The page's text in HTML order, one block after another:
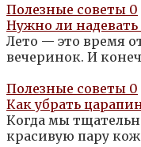
Полезные советы 0
Нужно ли
Лето — это время
вечеринок. И
Полезные советы 0
Как убрать
Когда мы
красивую пару